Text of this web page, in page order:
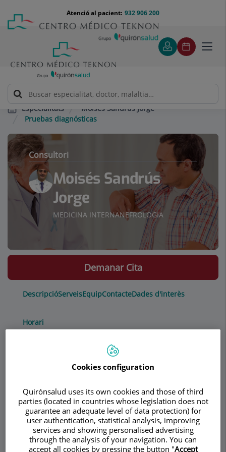
contingut
Menú
teléfono
cabecera
932 906 200
Atenció al pacient:
Especialitats
Moisés Sandrús Jorge
Pruebas diagnósticas
Consultori
Moisés Sandrús
Jorge
MEDICINA INTERNANEFROLOGIA
DescripcióServeisEquipContacteDades d'interès
Horari
Demanar Cita
Pruebas diagnósticas
Electrocardiograma
Ecocardiografía doppler color transtorácico
Holter electrocardiográfico (ECG)
MAPA (monitorización ambulatoria de la
presión arterial)
Cookies configuration
Quirónsalud uses its own cookies and those of third
parties (located in countries whose legislation does not
guarantee an adequate level of data protection) for
user authentication, statistical analysis, improving
services and showing personalised advertising
through the analysis of your navigation. You can
accept all cookies by pressing the button "Accept